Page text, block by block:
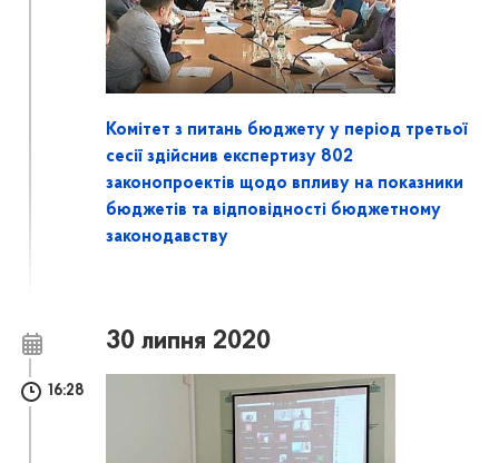
Комітет з питань бюджету у період третьої
сесії здійснив експертизу 802
законопроектів щодо впливу на показники
бюджетів та відповідності бюджетному
законодавству
30 липня 2020
16:28